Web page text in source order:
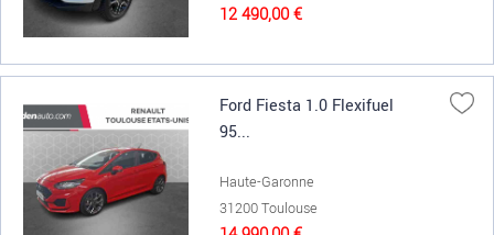
12 490,00 €
Ford Fiesta 1.0 Flexifuel
95...
Haute-Garonne
31200 Toulouse